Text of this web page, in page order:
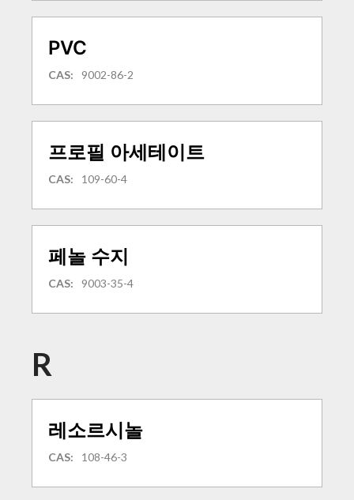
PVC
CAS: 9002-86-2
프로필 아세테이트
CAS: 109-60-4
페놀 수지
CAS: 9003-35-4
R
레소르시놀
CAS: 108-46-3